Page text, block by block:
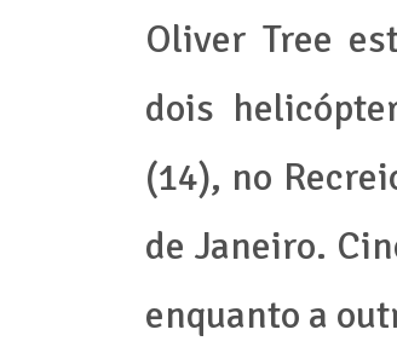
Oliver Tree
dois
(14), no
de Janeiro.
enquanto a